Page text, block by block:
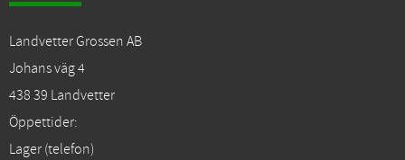
Landvetter Grossen AB
Johans väg 4
438 39 Landvetter
Öppettider:
Lager (telefon)